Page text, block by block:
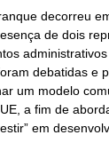
decorreu
de dois
debatidas e
um modelo
a fim de
em